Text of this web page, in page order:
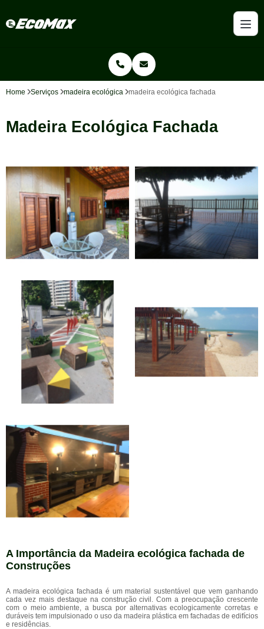
Home Serviços madeira ecológica madeira ecológica fachada
Madeira Ecológica Fachada
A Importância da Madeira ecológica fachada de
Construções
A madeira ecológica fachada é um material sustentável que vem ganhando
cada vez mais destaque na construção civil. Com a preocupação crescente
com o meio ambiente, a busca por alternativas ecologicamente corretas e
duráveis tem impulsionado o uso da madeira plástica em fachadas de edifícios
e residências.